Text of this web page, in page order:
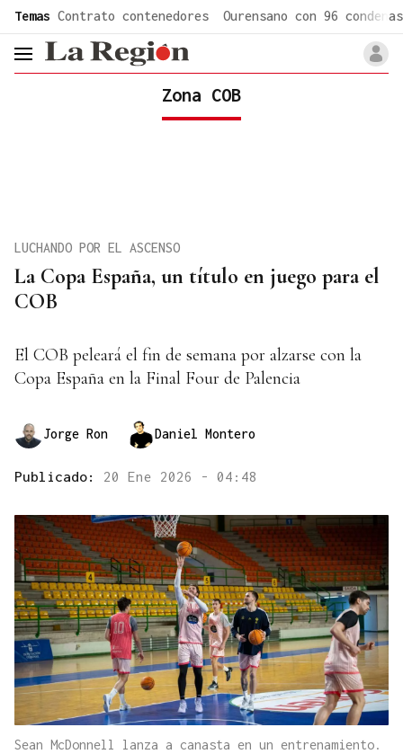
Temas Contrato contenedores Ourensano con 96 condenas
header.menu.open
Zona COB
La Copa España, un título en juego para el
COB
LUCHANDO POR EL ASCENSO
El COB peleará el fin de semana por alzarse con la
Copa España en la Final Four de Palencia
Jorge Ron Daniel Montero
Publicado: 20 Ene 2026 - 04:48
Sean McDonnell lanza a canasta en un entrenamiento.